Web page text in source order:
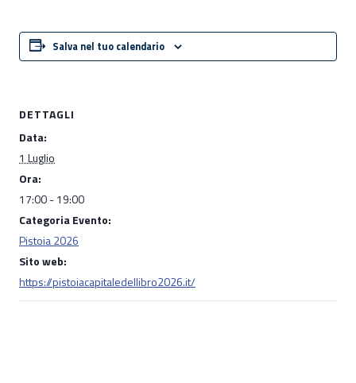
Salva nel tuo calendario
DETTAGLI
Data:
1 Luglio
Ora:
17:00 - 19:00
Categoria Evento:
Pistoia 2026
Sito web:
https://pistoiacapitaledellibro2026.it/